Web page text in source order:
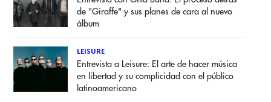
de "Giraffe" y sus planes de cara al nuevo
álbum
LEISURE
Entrevista a Leisure: El arte de hacer música
en libertad y su complicidad con el público
latinoamericano